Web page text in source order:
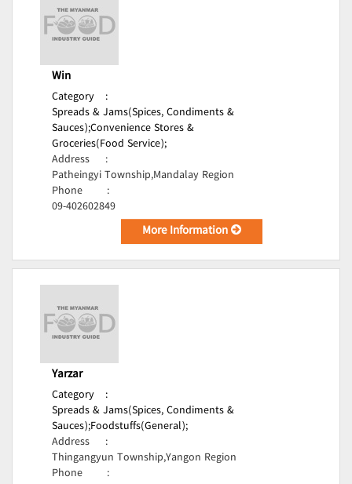
Win
Category
:
Spreads & Jams(Spices, Condiments &
Sauces);Convenience Stores &
Groceries(Food Service);
Address
:
Patheingyi Township,Mandalay Region
Phone
:
09-402602849
More Information
Yarzar
Category
:
Spreads & Jams(Spices, Condiments &
Sauces);Foodstuffs(General);
Address
:
Thingangyun Township,Yangon Region
Phone
: